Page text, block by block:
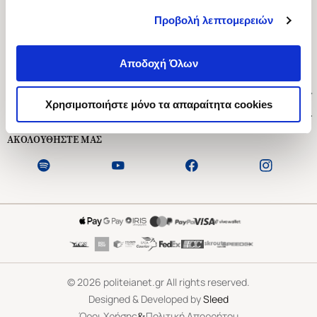
Προβολή λεπτομερειών
Αποδοχή Όλων
Χρησιμοποιήστε μόνο τα απαραίτητα cookies
Ασκληπιού 1-3, Αθήνα 106 79
Δευτέρα - Παρασκευή 09:00-21:00
Εξυπηρέτηση Πελατών
ΑΚΟΛΟΥΘΗΣΤΕ ΜΑΣ
©2026 politeianet.gr All rights reserved.
Designed & Developed bySleed